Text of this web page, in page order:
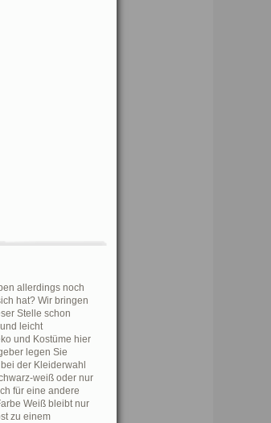
allerdings noch
hat? Wir bringen
Stelle schon
leicht
und Kostüme hier
legen Sie
der Kleiderwahl
weiß oder nur
für eine andere
Weiß bleibt nur
zu einem